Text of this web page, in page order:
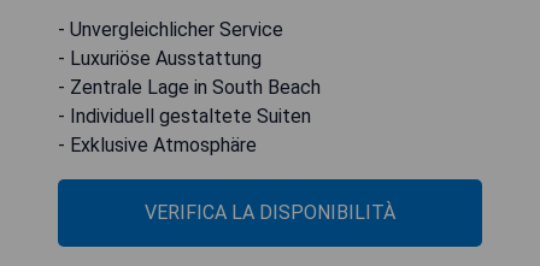
- Unvergleichlicher Service
- Luxuriöse Ausstattung
- Zentrale Lage in South Beach
- Individuell gestaltete Suiten
- Exklusive Atmosphäre
VERIFICA LA DISPONIBILITÀ